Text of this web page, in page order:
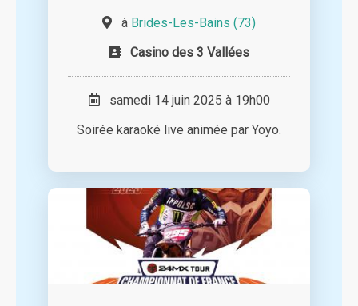
à Brides-Les-Bains (73)
Casino des 3 Vallées
samedi 14 juin 2025 à 19h00
Soirée karaoké live animée par Yoyo.